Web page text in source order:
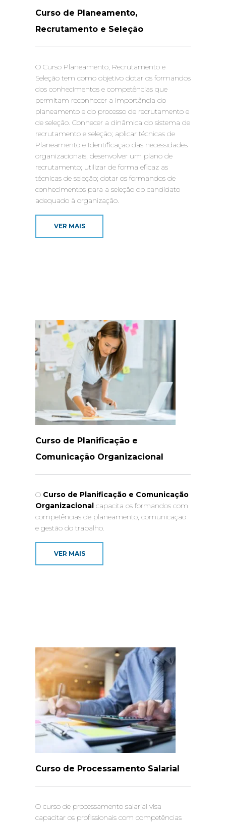
Curso de Planeamento,
Recrutamento e Seleção
O Curso Planeamento, Recrutamento e
Seleção tem como objetivo dotar os formandos
dos conhecimentos e competências que
permitam reconhecer a importância do
planeamento e do processo de recrutamento e
de seleção. Conhecer a dinâmica do sistema de
recrutamento e seleção; aplicar técnicas de
Planeamento e Identificação das necessidades
organizacionais; desenvolver um plano de
recrutamento; utilizar de forma eficaz as
técnicas de seleção; dotar os formandos de
conhecimentos para a seleção do candidato
adequado à organização.
VER MAIS
Curso de Planificação e
Comunicação Organizacional
O Curso de Planificação e Comunicação
Organizacional capacita os formandos com
competências de planeamento, comunicação
e gestão do trabalho.
VER MAIS
Curso de Processamento Salarial
O curso de processamento salarial visa
capacitar os profissionais com competências